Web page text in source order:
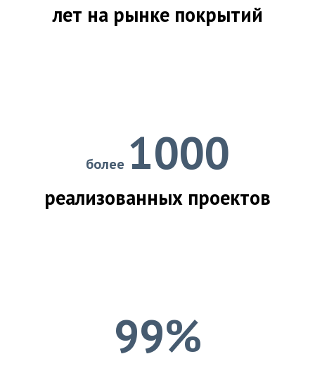
лет на рынке покрытий
более 1000
реализованных проектов
99%